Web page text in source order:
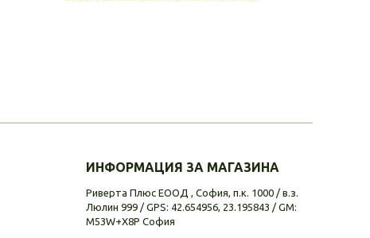
ИНФОРМАЦИЯ ЗА МАГАЗИНА
Риверта Плюс ЕООД , София, п.к. 1000 / в.з.
Люлин 999 / GPS: 42.654956, 23.195843 / GM:
M53W+X8P София